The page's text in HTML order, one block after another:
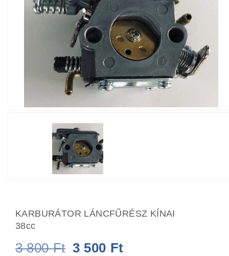
KARBURÁTOR LÁNCFŰRÉSZ KÍNAI
38cc
3 800Ft Original
3 500 Ft